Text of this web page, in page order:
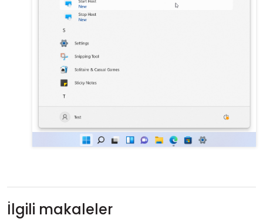
İlgili makaleler